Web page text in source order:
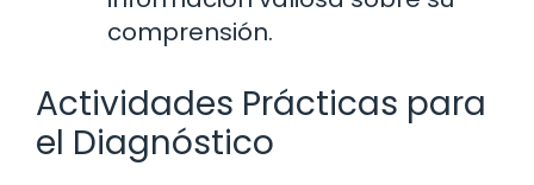
comprensión.
Actividades Prácticas para
el Diagnóstico